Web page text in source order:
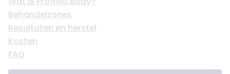
Behandelzones
Resultaten en herstel
Kosten
FAQ